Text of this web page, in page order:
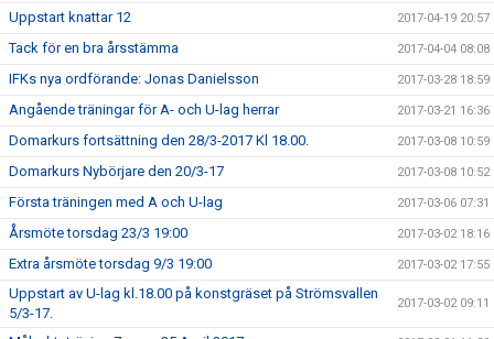
Uppstart knattar 12 2017-04-19 20:57
Tack för en bra årsstämma 2017-04-04 08:08
IFKs nya ordförande: Jonas Danielsson 2017-03-28 18:59
Angående träningar för A- och U-lag herrar 2017-03-21 16:36
Domarkurs fortsättning den 28/3-2017 Kl 18.00. 2017-03-08 10:59
Domarkurs Nybörjare den 20/3-17 2017-03-08 10:52
Första träningen med A och U-lag 2017-03-06 07:31
Årsmöte torsdag 23/3 19:00 2017-03-02 18:16
Extra årsmöte torsdag 9/3 19:00 2017-03-02 17:55
Uppstart av U-lag kl.18.00 på konstgräset på Strömsvallen
5/3-17.
2017-03-02 09:11